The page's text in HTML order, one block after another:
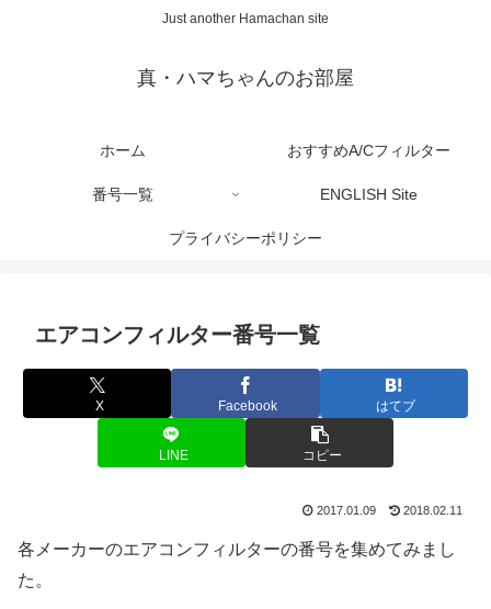
Just another Hamachan site
真・ハマちゃんのお部屋
ホーム おすすめA/Cフィルター
番号一覧 ENGLISH Site
プライバシーポリシー
エアコンフィルター番号一覧
X Facebook はてブ
LINE コピー
2017.01.09 2018.02.11
各メーカーのエアコンフィルターの番号を集めてみまし
た。